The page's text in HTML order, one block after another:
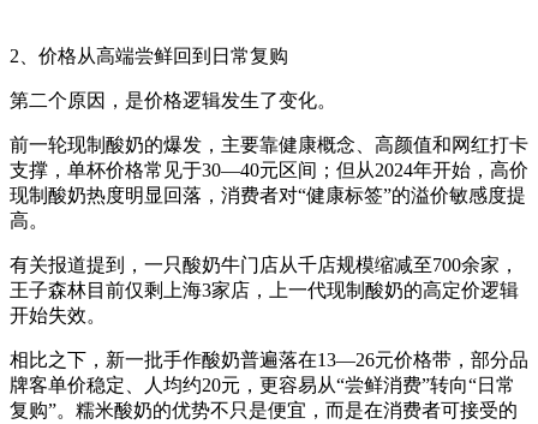
2、价格从高端尝鲜回到日常复购
第二个原因，是价格逻辑发生了变化。
前一轮现制酸奶的爆发，主要靠健康概念、高颜值和网红打卡
支撑，单杯价格常见于30—40元区间；但从2024年开始，高价
现制酸奶热度明显回落，消费者对“健康标签”的溢价敏感度提
高。
有关报道提到，一只酸奶牛门店从千店规模缩减至700余家，
王子森林目前仅剩上海3家店，上一代现制酸奶的高定价逻辑
开始失效。
相比之下，新一批手作酸奶普遍落在13—26元价格带，部分品
牌客单价稳定、人均约20元，更容易从“尝鲜消费”转向“日常
复购”。糯米酸奶的优势不只是便宜，而是在消费者可接受的